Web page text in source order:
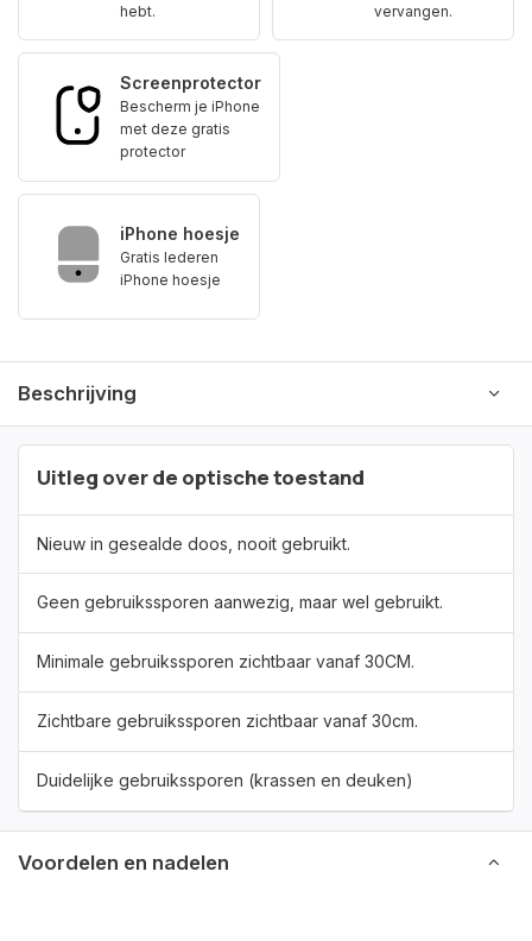
hebt. vervangen.
Screenprotector
Bescherm je iPhone
met deze gratis
protector
iPhone hoesje
Gratis lederen
iPhone hoesje
Beschrijving
Uitleg over de optische toestand
Nieuw in gesealde doos, nooit gebruikt.
Geen gebruikssporen aanwezig, maar wel gebruikt.
Minimale gebruikssporen zichtbaar vanaf 30CM.
Zichtbare gebruikssporen zichtbaar vanaf 30cm.
Duidelijke gebruikssporen (krassen en deuken)
Voordelen en nadelen